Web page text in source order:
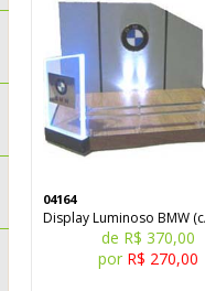
04164
Display Luminoso BMW
de R$ 370,00
por R$ 270,00